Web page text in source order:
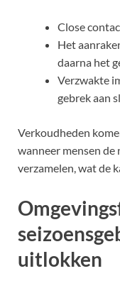
Close
Het
daarna het
Verzwakte
gebrek aan
Verkoudheden
wanneer mensen de
verzamelen, wat de
uitlokken